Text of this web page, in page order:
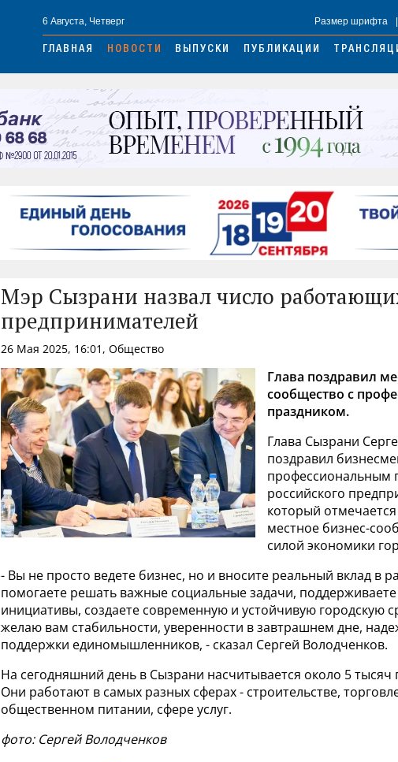
6 Августа, Четверг Размер шрифта
ГЛАВНАЯ НОВОСТИ ВЫПУСКИ ПУБЛИКАЦИИ
Мэр Сызрани назвал число
предпринимателей
26 Мая 2025, 16:01, Общество
Глава поздравил
сообщество с
праздником.
Глава Сызрани
поздравил
профессиональным
российского
который
местное бизнес-
силой экономики
- Вы не просто ведете бизнес, но и вносите реальный вклад в
помогаете решать важные социальные задачи,
инициативы, создаете современную и устойчивую городскую
желаю вам стабильности, уверенности в завтрашнем дне,
поддержки единомышленников, - сказал Сергей Володченков.
На сегодняшний день в Сызрани насчитывается около 5
Они работают в самых разных сферах - строительстве,
общественном питании, сфере услуг.
фото: Сергей Володченков